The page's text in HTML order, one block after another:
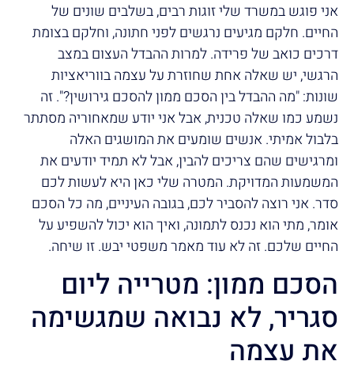
אני פוגש במשרד שלי זוגות רבים, בשלבים שונים של
החיים. חלקם מגיעים נרגשים לפני חתונה, וחלקם בצומת
דרכים כואב של פרידה. למרות ההבדל העצום במצב
הרגשי, יש שאלה אחת שחוזרת על עצמה בווריאציות
שונות: "מה ההבדל בין הסכם ממון להסכם גירושין?". זה
נשמע כמו שאלה טכנית, אבל אני יודע שמאחוריה מסתתר
בלבול אמיתי. אנשים שומעים את המושגים האלה
ומרגישים שהם צריכים להבין, אבל לא תמיד יודעים את
המשמעות המדויקת. המטרה שלי כאן היא לעשות לכם
סדר. אני רוצה להסביר לכם, בגובה העיניים, מה כל הסכם
אומר, מתי הוא נכנס לתמונה, ואיך הוא יכול להשפיע על
החיים שלכם. זה לא עוד מאמר משפטי יבש. זו שיחה.
הסכם ממון: מטרייה ליום
סגריר, לא נבואה שמגשימה
את עצמה